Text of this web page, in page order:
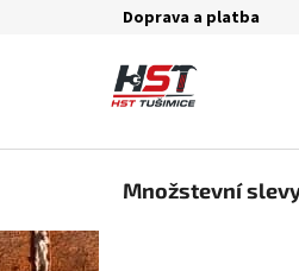
Doprava a platba
Množstevní